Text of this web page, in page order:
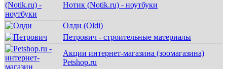
Нотик (Notik.ru) - ноутбуки
Олди (Oldi)
Петрович - строительные материалы
Акции интернет-магазина (зоомагазина)
Petshop.ru